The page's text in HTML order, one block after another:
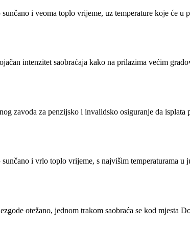
i veoma toplo vrijeme, uz temperature koje će
intenzitet saobraćaja kako na prilazima većim
zavoda za penzijsko i invalidsko osiguranje da
i vrlo toplo vrijeme, s najvišim temperaturama u
otežano, jednom trakom saobraća se kod